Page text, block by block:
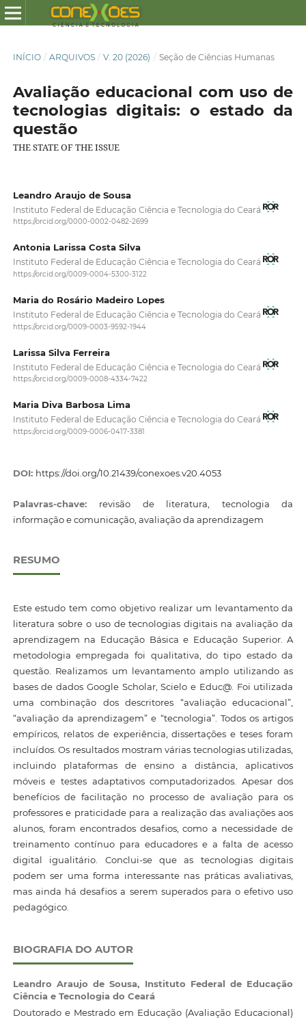
INÍCIO / ARQUIVOS / V. 20 (2026) / Seção de Ciências Humanas
Avaliação educacional com uso de
tecnologias digitais: o estado da
questão
THE STATE OF THE ISSUE
Leandro Araujo de Sousa
Instituto Federal de Educação Ciência e Tecnologia do Ceará
https://orcid.org/0000-0002-0482-2699
Antonia Larissa Costa Silva
Instituto Federal de Educação Ciência e Tecnologia do Ceará
https://orcid.org/0009-0004-5300-3122
Maria do Rosário Madeiro Lopes
Instituto Federal de Educação Ciência e Tecnologia do Ceará
https://orcid.org/0009-0003-9592-1944
Larissa Silva Ferreira
Instituto Federal de Educação Ciência e Tecnologia do Ceará
https://orcid.org/0009-0008-4334-7422
Maria Diva Barbosa Lima
Instituto Federal de Educação Ciência e Tecnologia do Ceará
https://orcid.org/0009-0006-0417-3381
DOI: https://doi.org/10.21439/conexoes.v20.4053
Palavras-chave: revisão de literatura, tecnologia da
informação e comunicação, avaliação da aprendizagem
RESUMO
Este estudo tem como objetivo realizar um levantamento da
literatura sobre o uso de tecnologias digitais na avaliação da
aprendizagem na Educação Básica e Educação Superior. A
metodologia empregada foi qualitativa, do tipo estado da
questão. Realizamos um levantamento amplo utilizando as
bases de dados Google Scholar, Scielo e Educ@. Foi utilizada
uma combinação dos descritores “avaliação educacional”,
“avaliação da aprendizagem” e “tecnologia”. Todos os artigos
empíricos, relatos de experiência, dissertações e teses foram
incluídos. Os resultados mostram várias tecnologias utilizadas,
incluindo plataformas de ensino a distância, aplicativos
móveis e testes adaptativos computadorizados. Apesar dos
benefícios de facilitação no processo de avaliação para os
professores e praticidade para a realização das avaliações aos
alunos, foram encontrados desafios, como a necessidade de
treinamento contínuo para educadores e a falta de acesso
digital igualitário. Conclui-se que as tecnologias digitais
podem ser uma forma interessante nas práticas avaliativas,
mas ainda há desafios a serem superados para o efetivo uso
pedagógico.
BIOGRAFIA DO AUTOR
Leandro Araujo de Sousa, Instituto Federal de Educação
Ciência e Tecnologia do Ceará
Doutorado e Mestrado em Educação (Avaliação Educacional)